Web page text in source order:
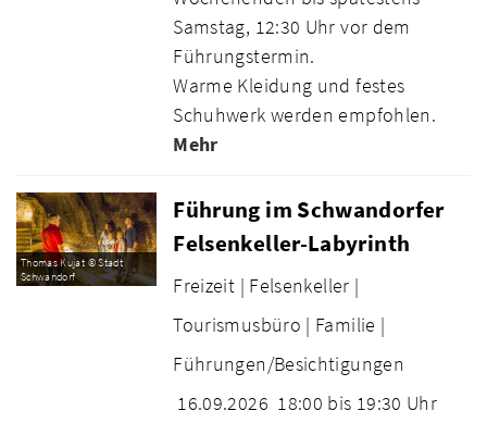
Samstag, 12:30 Uhr vor dem
Führungstermin.
Warme Kleidung und festes
Schuhwerk werden empfohlen.
Mehr
Thomas Kujat © Stadt
Schwandorf
Führung im Schwandorfer
Felsenkeller-Labyrinth
Freizeit | Felsenkeller |
Tourismusbüro | Familie |
Führungen/Besichtigungen
16.09.2026 18:00 bis 19:30 Uhr